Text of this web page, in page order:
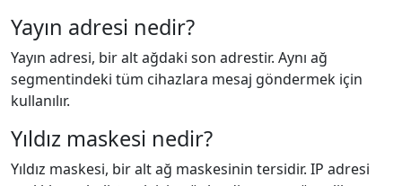
Yayın adresi nedir?
Yayın adresi, bir alt ağdaki son adrestir. Aynı ağ
segmentindeki tüm cihazlara mesaj göndermek için
kullanılır.
Yıldız maskesi nedir?
Yıldız maskesi, bir alt ağ maskesinin tersidir. IP adresi